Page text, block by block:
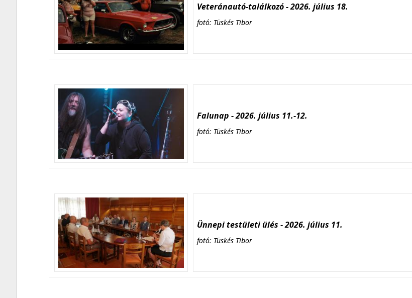
Veteránautó-találkozó - 2026. július 18.
fotó: Tüskés Tibor
Falunap - 2026. július 11.-12.
fotó: Tüskés Tibor
Ünnepi testületi ülés - 2026. július 11.
fotó: Tüskés Tibor